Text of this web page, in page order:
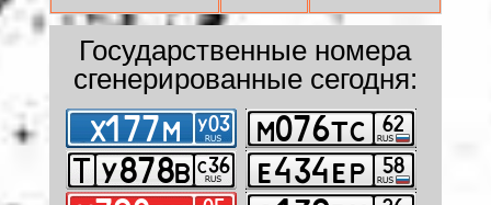
Государственные номера
сгенерированные сегодня: